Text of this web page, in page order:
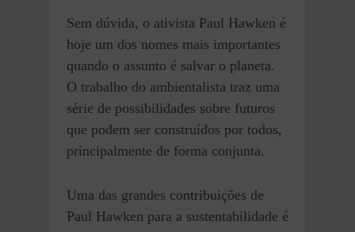
Sem dúvida, o ativista Paul Hawken é
hoje um dos nomes mais importantes
quando o assunto é salvar o planeta.
O trabalho do ambientalista traz uma
série de possibilidades sobre futuros
que podem ser construídos por todos,
principalmente de forma conjunta.
Uma das grandes contribuições de
Paul Hawken para a sustentabilidade é